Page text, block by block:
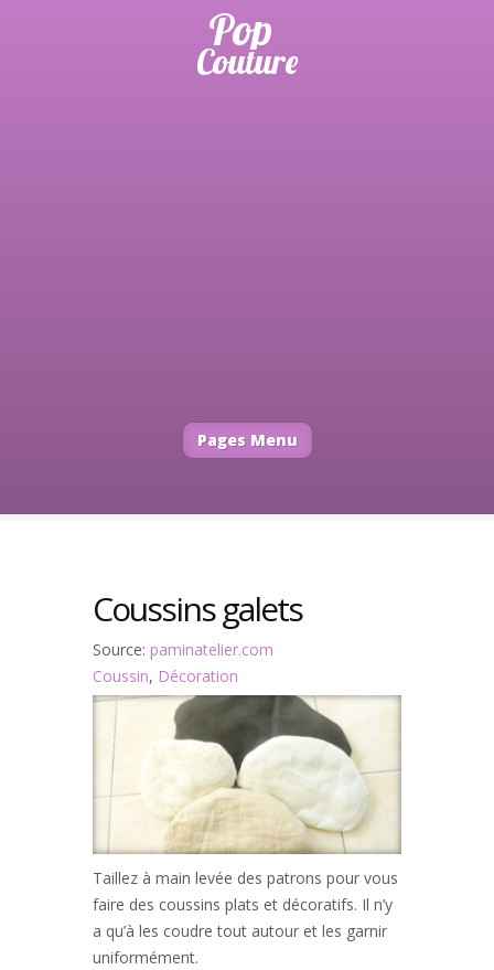
Pages Menu
Coussins galets
Source: paminatelier.com
Coussin, Décoration
Taillez à main levée des patrons pour vous
faire des coussins plats et décoratifs. Il n’y
a qu’à les coudre tout autour et les garnir
uniformément.